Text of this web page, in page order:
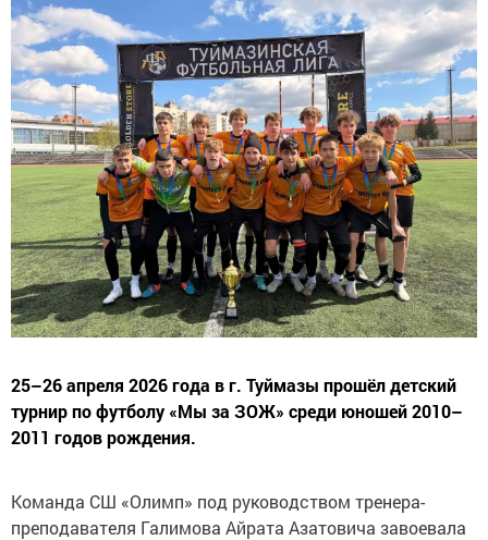
25–26 апреля 2026 года в г. Туймазы прошёл детский
турнир по футболу «Мы за ЗОЖ» среди юношей 2010–
2011 годов рождения.
Команда СШ «Олимп» под руководством тренера-
преподавателя Галимова Айрата Азатовича завоевала